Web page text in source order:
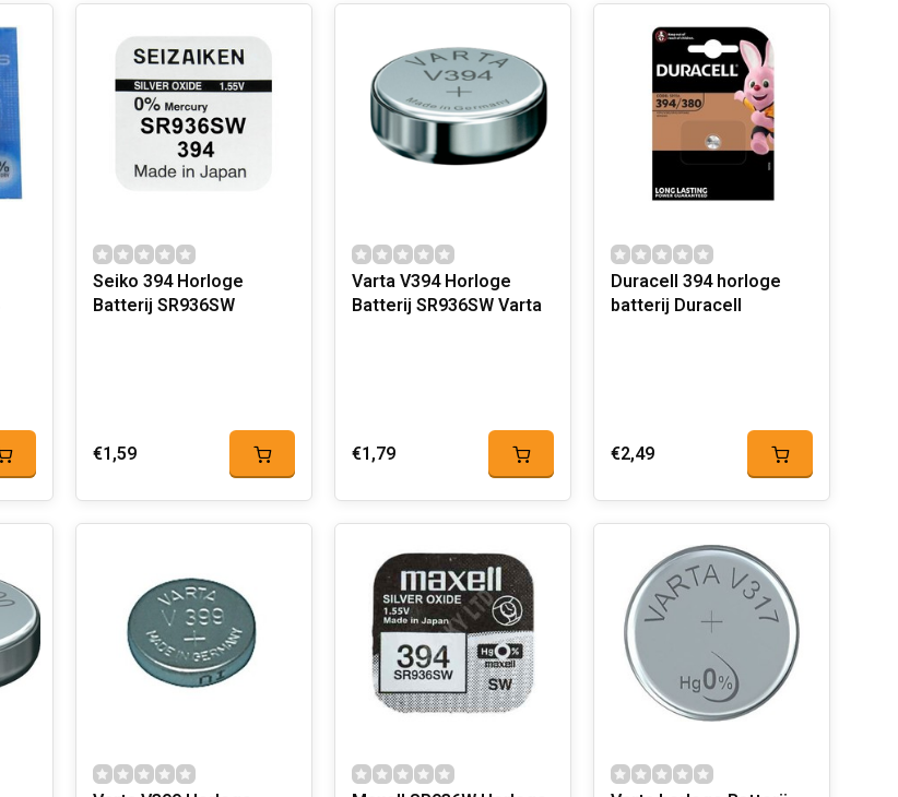
Seiko 394 Horloge
Batterij SR936SW
€1,59
Varta V394 Horloge
Batterij SR936SW Varta
€1,79
Duracell 394 horloge
batterij Duracell
€2,49